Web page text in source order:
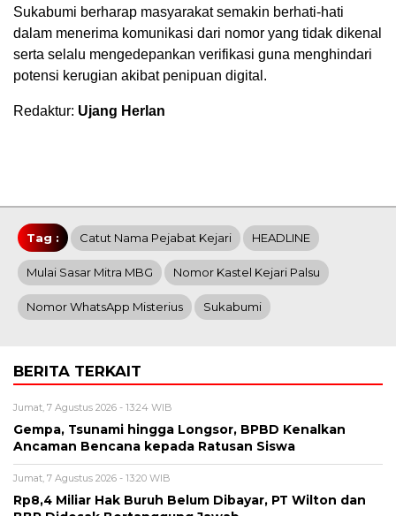
Sukabumi berharap masyarakat semakin berhati-hati
dalam menerima komunikasi dari nomor yang tidak dikenal
serta selalu mengedepankan verifikasi guna menghindari
potensi kerugian akibat penipuan digital.
Redaktur: Ujang Herlan
Tag : Catut Nama Pejabat Kejari HEADLINE
Mulai Sasar Mitra MBG Nomor Kastel Kejari Palsu
Nomor WhatsApp Misterius Sukabumi
BERITA TERKAIT
Jumat, 7 Agustus 2026 - 13:24 WIB
Gempa, Tsunami hingga Longsor, BPBD Kenalkan
Ancaman Bencana kepada Ratusan Siswa
Jumat, 7 Agustus 2026 - 13:20 WIB
Rp8,4 Miliar Hak Buruh Belum Dibayar, PT Wilton dan